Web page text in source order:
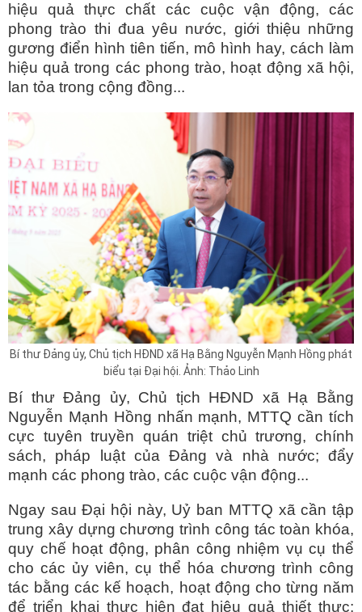
hiệu quả thực chất các cuộc vận động, các
phong trào thi đua yêu nước, giới thiệu những
gương điển hình tiên tiến, mô hình hay, cách làm
hiệu quả trong các phong trào, hoạt động xã hội,
lan tỏa trong cộng đồng...
Bí thư Đảng ủy, Chủ tịch HĐND xã Hạ Bằng Nguyễn Mạnh Hồng phát
biểu tại Đại hội. Ảnh: Thảo Linh
Bí thư Đảng ủy, Chủ tịch HĐND xã Hạ Bằng
Nguyễn Mạnh Hồng nhấn mạnh, MTTQ cần tích
cực tuyên truyền quán triệt chủ trương, chính
sách, pháp luật của Đảng và nhà nước; đẩy
mạnh các phong trào, các cuộc vận động...
Ngay sau Đại hội này, Uỷ ban MTTQ xã cần tập
trung xây dựng chương trình công tác toàn khóa,
quy chế hoạt động, phân công nhiệm vụ cụ thể
cho các ủy viên, cụ thể hóa chương trình công
tác bằng các kế hoạch, hoạt động cho từng năm
để triển khai thực hiện đạt hiệu quả thiết thực;